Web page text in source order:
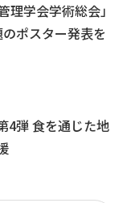
理学会学術総会」
ポスター発表を
4弾 食を通じた地